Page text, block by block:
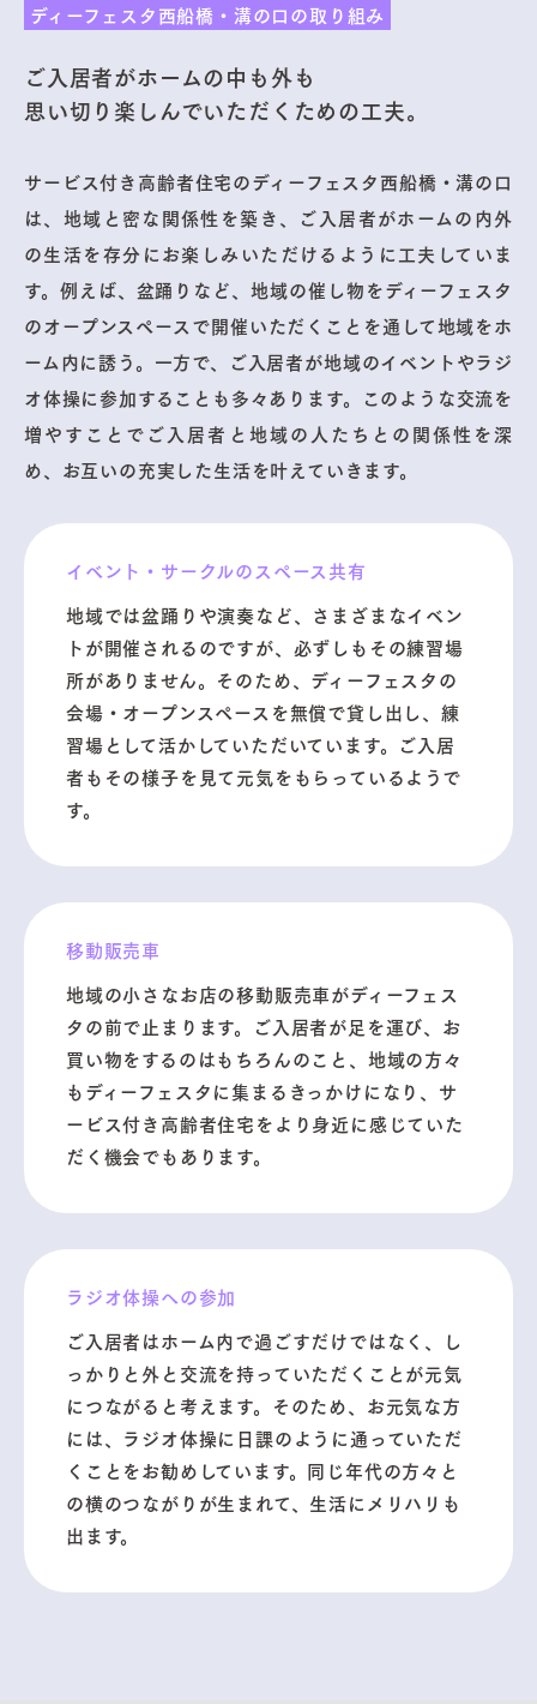
ディーフェスタ西船橋・溝の口の取り組み
ご入居者がホームの中も外も
思い切り楽しんでいただくための工夫。
サービス付き高齢者住宅のディーフェスタ西船橋・溝の口
は、地域と密な関係性を築き、ご入居者がホームの内外
の生活を存分にお楽しみいただけるように工夫していま
す。例えば、盆踊りなど、地域の催し物をディーフェスタ
のオープンスペースで開催いただくことを通して地域をホ
ーム内に誘う。一方で、ご入居者が地域のイベントやラジ
オ体操に参加することも多々あります。このような交流を
増やすことでご入居者と地域の人たちとの関係性を深
め、お互いの充実した生活を叶えていきます。
イベント・サークルのスペース共有
地域では盆踊りや演奏など、さまざまなイベン
トが開催されるのですが、必ずしもその練習場
所がありません。そのため、ディーフェスタの
会場・オープンスペースを無償で貸し出し、練
習場として活かしていただいています。ご入居
者もその様子を見て元気をもらっているようで
す。
移動販売車
地域の小さなお店の移動販売車がディーフェス
タの前で止まります。ご入居者が足を運び、お
買い物をするのはもちろんのこと、地域の方々
もディーフェスタに集まるきっかけになり、サ
ービス付き高齢者住宅をより身近に感じていた
だく機会でもあります。
ラジオ体操への参加
ご入居者はホーム内で過ごすだけではなく、し
っかりと外と交流を持っていただくことが元気
につながると考えます。そのため、お元気な方
には、ラジオ体操に日課のように通っていただ
くことをお勧めしています。同じ年代の方々と
の横のつながりが生まれて、生活にメリハリも
出ます。